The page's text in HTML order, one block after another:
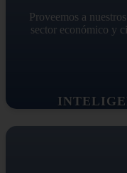
Proveemos a
sector económico y